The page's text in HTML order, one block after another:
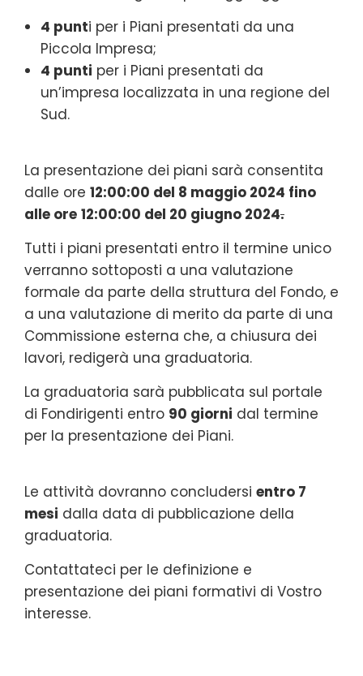
4 punti per i Piani presentati da una
Piccola Impresa;
4 punti per i Piani presentati da
un’impresa localizzata in una regione del
Sud.
La presentazione dei piani sarà consentita
dalle ore 12:00:00 del 8 maggio 2024 fino
alle ore 12:00:00 del 20 giugno 2024.
Tutti i piani presentati entro il termine unico
verranno sottoposti a una valutazione
formale da parte della struttura del Fondo, e
a una valutazione di merito da parte di una
Commissione esterna che, a chiusura dei
lavori, redigerà una graduatoria.
La graduatoria sarà pubblicata sul portale
di Fondirigenti entro 90 giorni dal termine
per la presentazione dei Piani.
Le attività dovranno concludersi entro 7
mesi dalla data di pubblicazione della
graduatoria.
Contattateci per le definizione e
presentazione dei piani formativi di Vostro
interesse.